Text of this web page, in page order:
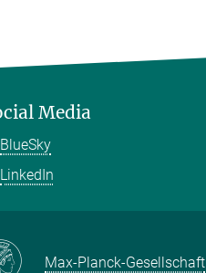
Media
BlueSky
LinkedIn
Max-Planck-Gesellschaft